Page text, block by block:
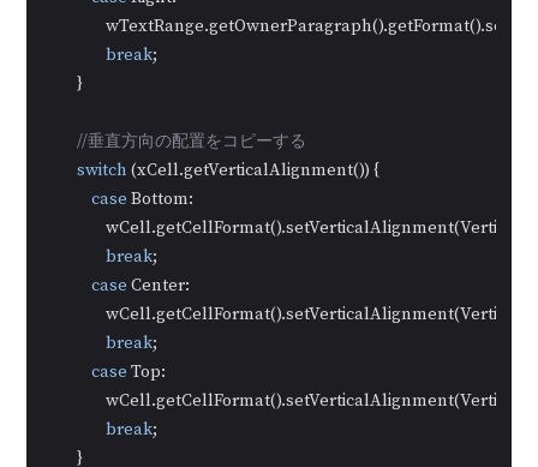
break;
        }
//垂直方向の配置をコピーする
switch (xCell.getVerticalAlignment()) {
case Bottom:
break;
case Center:
break;
case Top:
break;
        }